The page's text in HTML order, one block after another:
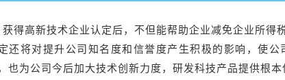
获得高新技术企业认定后，不但能帮助企业减免企业所得
还将对提升公司 知名度和信誉度产生积极的影响，使
也为公司今后加大技术创新力度，研发科技产品提供根本